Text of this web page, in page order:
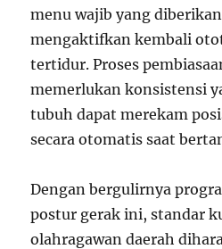
menu wajib yang
mengaktifkan kembali
tertidur. Proses
memerlukan konsistensi
tubuh dapat merekam
secara otomatis saat
Dengan bergulirnya
postur gerak ini, standar
olahragawan daerah